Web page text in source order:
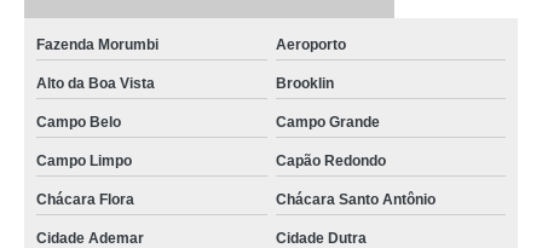
Fazenda Morumbi Aeroporto
Alto da Boa Vista Brooklin
Campo Belo Campo Grande
Campo Limpo Capão Redondo
Chácara Flora Chácara Santo Antônio
Cidade Ademar Cidade Dutra